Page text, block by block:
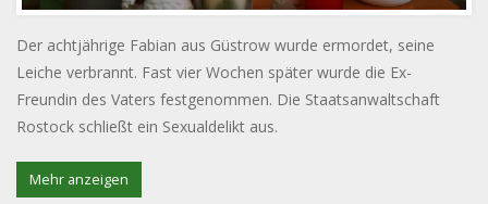
Der achtjährige Fabian aus Güstrow wurde ermordet, seine
Leiche verbrannt. Fast vier Wochen später wurde die Ex-
Freundin des Vaters festgenommen. Die Staatsanwaltschaft
Rostock schließt ein Sexualdelikt aus.
Mehr anzeigen